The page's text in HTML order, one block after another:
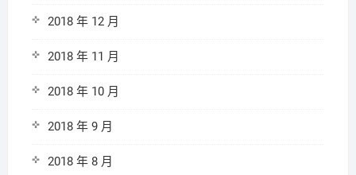
2018 年 12 月
2018 年 11 月
2018 年 10 月
2018 年 9 月
2018 年 8 月